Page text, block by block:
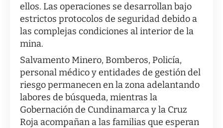
ellos. Las operaciones se desarrollan bajo
estrictos protocolos de seguridad debido a
las complejas condiciones al interior de la
mina.
Salvamento Minero, Bomberos, Policía,
personal médico y entidades de gestión del
riesgo permanecen en la zona adelantando
labores de búsqueda, mientras la
Gobernación de Cundinamarca y la Cruz
Roja acompañan a las familias que esperan